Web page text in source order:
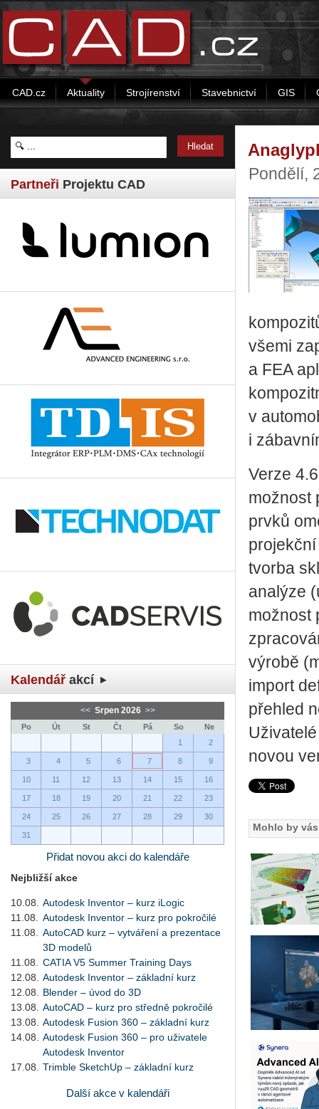
CAD.cz Aktuality Strojírenství Stavebnictví GIS
Partneři Projektu CAD
Kalendář akcí
<< Srpen 2026 >>
Po Út St Čt Pá So
Ne
1
2
3 4 5 6 7 8 9
10 11 12 13 14 15 16
17 18 19 20 21 22 23
24 25 26 27 28 29 30
31
Přidat novou akci do kalendáře
Nejbližší akce
10.08.
Autodesk Inventor – kurz iLogic
11.08.
Autodesk Inventor – kurz pro pokročilé
11.08.
AutoCAD kurz – vytváření a prezentace
3D modelů
11.08.
CATIA V5 Summer Training Days
12.08.
Autodesk Inventor – základní kurz
12.08.
Blender – úvod do 3D
13.08.
AutoCAD – kurz pro středně pokročilé
13.08.
Autodesk Fusion 360 – základní kurz
14.08.
Autodesk Fusion 360 – pro uživatele
Autodesk Inventor
17.08.
Trimble SketchUp – základní kurz
Další akce v kalendáři
Pondělí,
všemi
a FEA
v
i
Verze
možnost
prvků
tvorba
analýze
možnost
výrobě
import
přehled
novou
Mohlo by